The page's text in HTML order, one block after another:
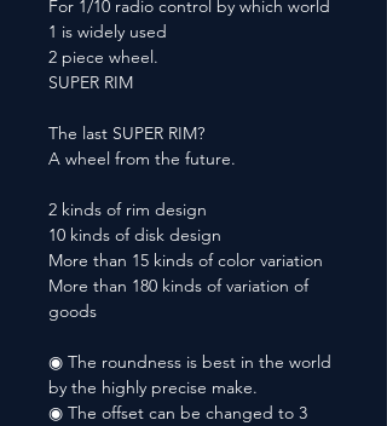
For 1/10 radio control by which world
1 is widely used
2 piece wheel.
SUPER RIM
The last SUPER RIM?
A wheel from the future.
2 kinds of rim design
10 kinds of disk design
More than 15 kinds of color variation
More than 180 kinds of variation of
goods
◉ The roundness is best in the world
by the highly precise make.
◉ The offset can be changed to 3